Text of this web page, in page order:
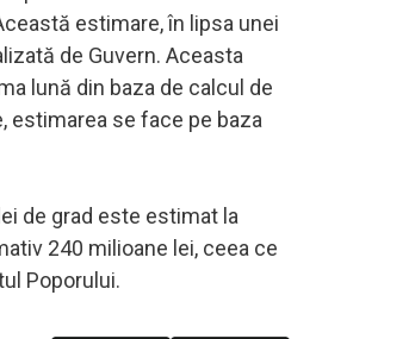
estimare, în lipsa unei
de Guvern. Aceasta
lună din baza de calcul de
estimarea se face pe baza
de grad este estimat la
240 milioane lei, ceea ce
Poporului.